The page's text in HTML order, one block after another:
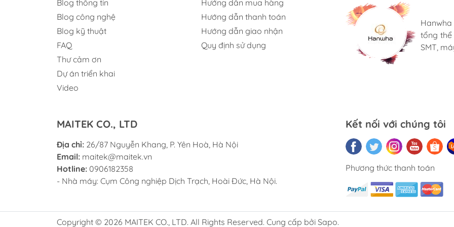
Độ phân giải
X/Y Axis
Khí cấp 0.6MPa
Nguồn cấp
Kích thước đóng
gói (mm)
1420*1220*1665
Trọng lượng
tịnh
Blog thông tin
Blog công nghệ
Blog kỹ thuật
FAQ
Thư cảm ơn
Dự án triển khai
Video
Hướng dẫn mua hàng
Hướng dẫn thanh toán
Hướng dẫn giao nhận
Quy định sử dụng
bảng
nhỏ,
tiêu
trao
tổng
SMT,
Cung
tạo đặc
cho hình
suất
máy
R & D,
vừa và
MAITEK CO., LTD
Địa chỉ: 26/87 Nguyễn Khang, P. Yên Hoà, Hà Nội
Email: maitek@maitek.vn
Hotline: 0906182358
- Nhà máy: Cụm Công nghiệp Dịch Trạch, Hoài Đức, Hà Nội.
Kết nối với chúng tôi
Phương thức thanh toán
Copyright © 2026 MAITEK CO., LTD. All Rights Reserved. Cung cấp bởi Sapo.